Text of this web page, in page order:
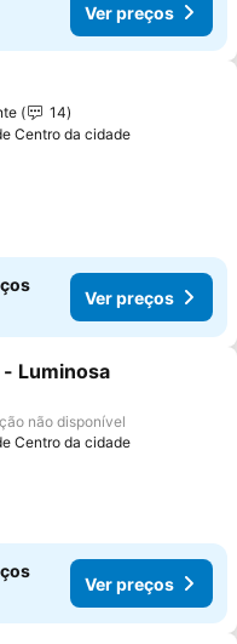
Ver preços
aos favoritos
14
Centro da cidade
Ver preços
aos favoritos
- Luminosa
não disponível
Centro da cidade
Ver preços